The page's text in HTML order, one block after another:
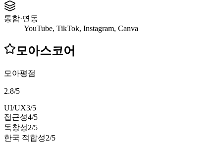
통합·연동
YouTube, TikTok, Instagram, Canva
모아스코어
모아평점
2.8/5
UI/UX3/5
접근성4/5
독창성2/5
한국 적합성2/5